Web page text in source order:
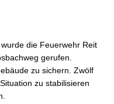
die Feuerwehr Reit
gerufen.
zu sichern. Zwölf
zu stabilisieren